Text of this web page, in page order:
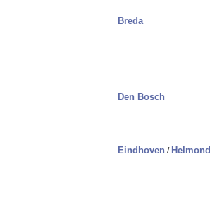
Breda
Den Bosch
Eindhoven / Helmond